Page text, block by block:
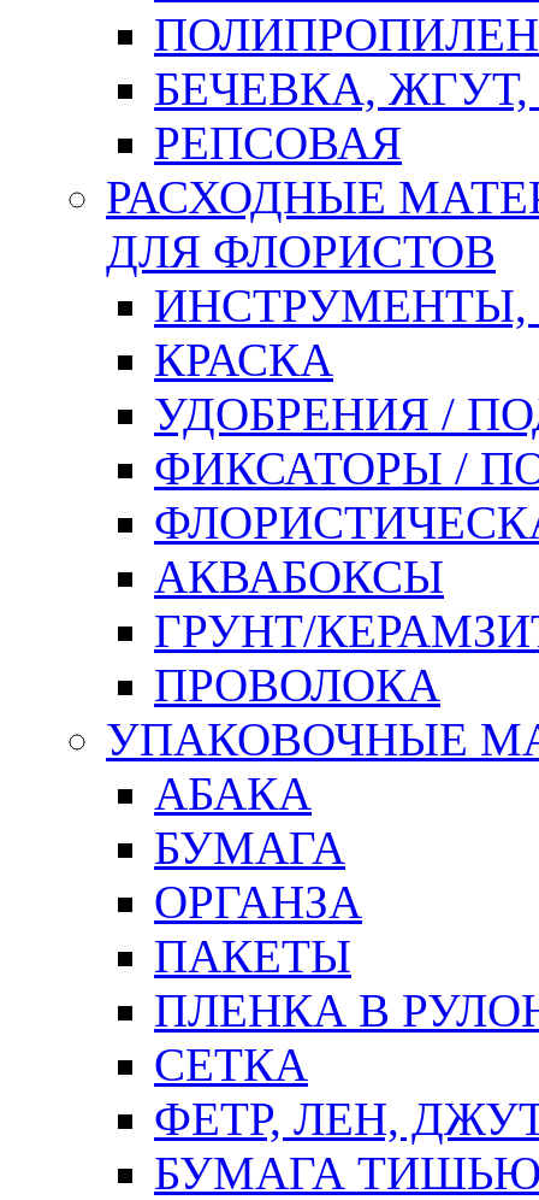
БЕЧЕВКА,
РЕПСОВАЯ
РАСХОДНЫЕ
ДЛЯ ФЛОРИСТОВ
ИНСТРУМЕНТЫ,
КРАСКА
УДОБРЕНИЯ /
ФИКСАТОРЫ /
АКВАБОКСЫ
ГРУНТ/
ПРОВОЛОКА
УПАКОВОЧНЫЕ
АБАКА
БУМАГА
ОРГАНЗА
ПАКЕТЫ
ПЛЕНКА В
СЕТКА
ФЕТР, ЛЕН,
БУМАГА